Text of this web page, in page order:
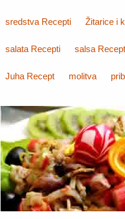
sredstva Recepti Žitarice i
salata Recepti salsa
Juha Recept molitva